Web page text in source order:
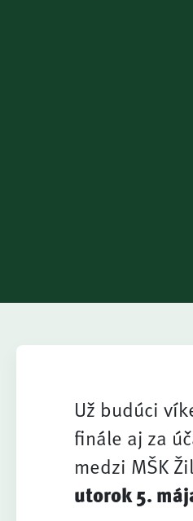
Už budúci
finále aj za
medzi MŠK
utorok 5.